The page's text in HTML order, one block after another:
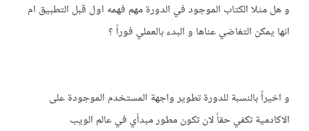
و هل مثلا الكتاب الموجود في الدورة مهم فهمه اول قبل التطبيق ام
انها يمكن التغاضي عناها و البدء بالعملي فوراً ؟
و اخيراً بالنسبة للدورة تطوير واجهة المستخدم الموجودة على
الاكادمية تكفي حقاً لان تكون مطور مبدأي في عالم الويب